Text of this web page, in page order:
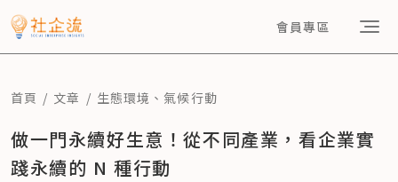
會員專區
首頁 文章 生態環境 、 氣候行動
做一門永續好生意！從不同產業，看企業實
踐永續的 N 種行動